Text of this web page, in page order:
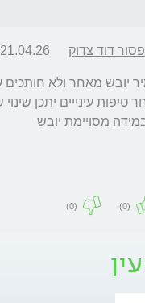
דוד צדוק 21.04.26 | 18:30
מסויימת יובש
(0)
(0)